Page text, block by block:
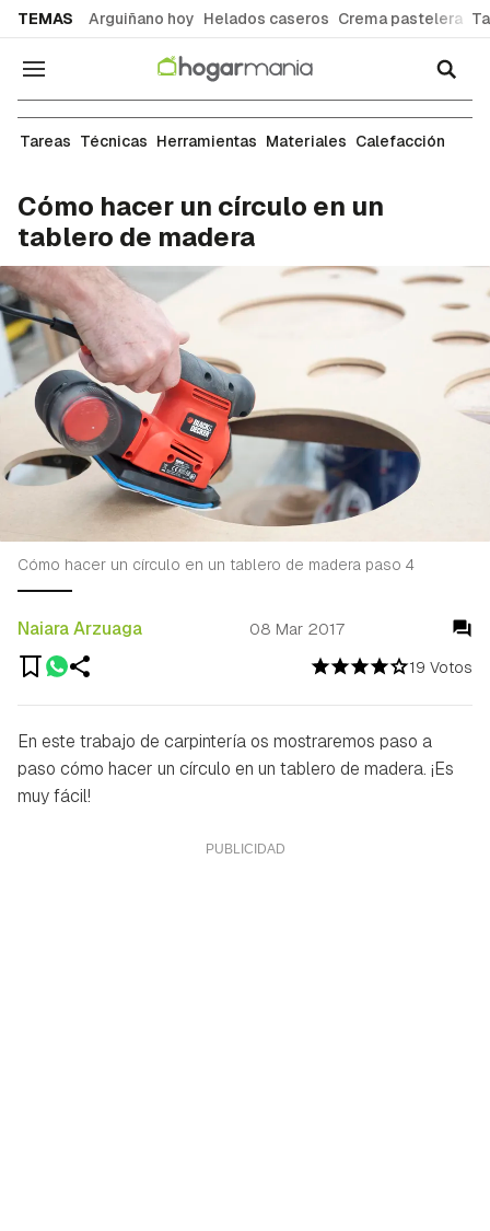
TEMAS Arguiñano hoy Helados caseros Crema pastelera
Navegación
Técnicas de bricolaje
Tareas Técnicas Herramientas Materiales Calefacción
Cómo hacer un círculo en un
tablero de madera
19 Votos
Naiara Arzuaga 08 Mar 2017
Cómo hacer un círculo en un tablero de madera paso 4
En este trabajo de carpintería os mostraremos paso a
paso cómo hacer un círculo en un tablero de madera. ¡Es
muy fácil!